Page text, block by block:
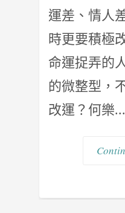
運差、情人
時更要積極
命運捉弄的
的微整型，
改運？何樂...